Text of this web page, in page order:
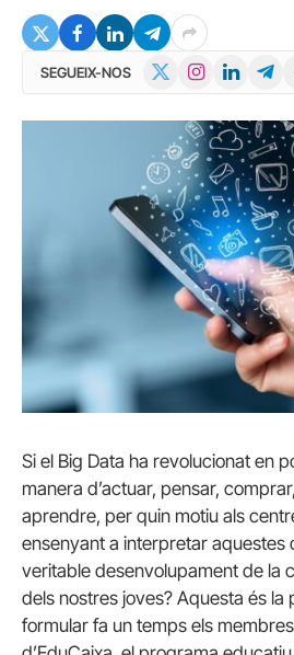
SEGUEIX-NOS InstagramLinkedIn
Si el Big Data ha revolucionat en
manera d’actuar, pensar,
aprendre, per quin motiu als
ensenyant a interpretar aquestes
veritable desenvolupament de la
dels nostres joves? Aquesta és
formular fa un temps els membres